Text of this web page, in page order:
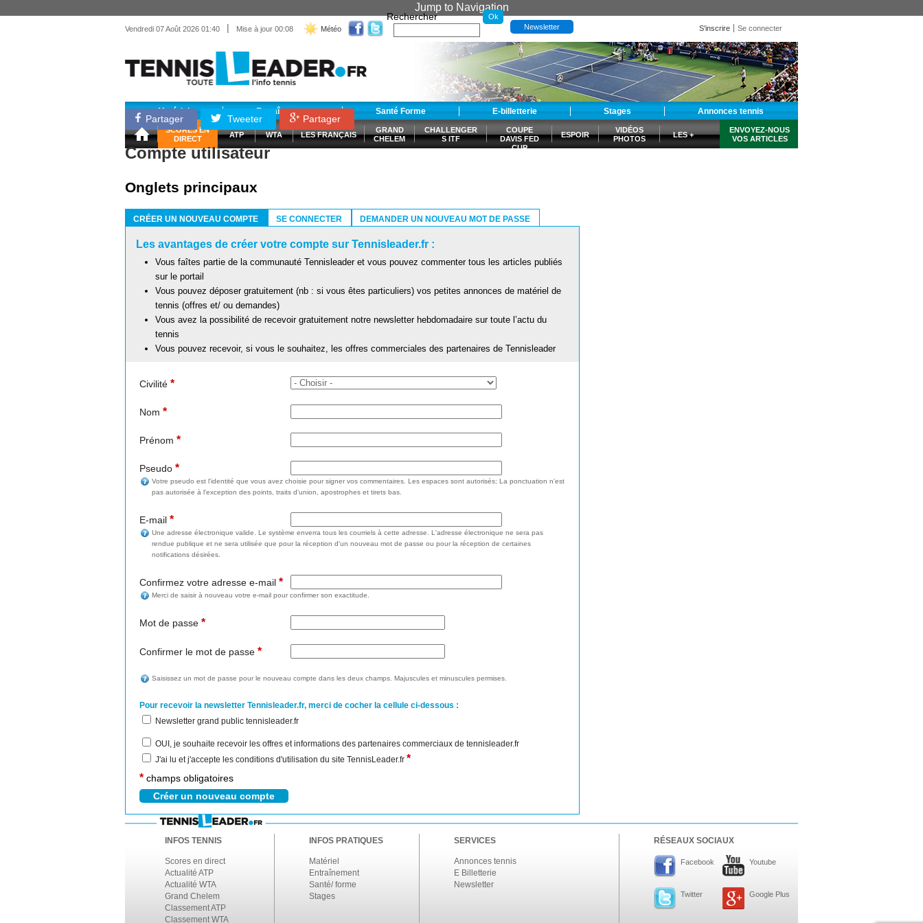
Jump to Navigation
Vendredi 07 Août 2026 01:40 | Mise à jour 00:08 Météo
Rechercher
Newsletter S'inscrire Se connecter
Matériel Entraînement Santé Forme E-billetterie Stages Annonces tennis
SCORES EN
DIRECT
ATP WTA LES FRANÇAIS
GRAND
CHELEM
CHALLENGER
S ITF
COUPE
DAVIS FED
CUP
ESPOIR
VIDÉOS
PHOTOS
LES +
ENVOYEZ-NOUS
VOS ARTICLES
Partager Tweeter Partager
Compte utilisateur
Onglets principaux
CRÉER UN NOUVEAU COMPTE
SE CONNECTER DEMANDER UN NOUVEAU MOT DE PASSE
Les avantages de créer votre compte sur Tennisleader.fr :
Vous faîtes partie de la communauté Tennisleader et vous pouvez commenter tous les articles publiés
sur le portail
Vous pouvez déposer gratuitement (nb : si vous êtes particuliers) vos petites annonces de matériel de
tennis (offres et/ ou demandes)
Vous avez la possibilité de recevoir gratuitement notre newsletter hebdomadaire sur toute l’actu du
tennis
Vous pouvez recevoir, si vous le souhaitez, les offres commerciales des partenaires de Tennisleader
Civilité *
Nom *
Prénom *
Pseudo *
Votre pseudo est l'identité que vous avez choisie pour signer vos commentaires. Les espaces sont autorisés; La ponctuation n'est
pas autorisée à l'exception des points, traits d'union, apostrophes et tirets bas.
E-mail *
Une adresse électronique valide. Le système enverra tous les courriels à cette adresse. L'adresse électronique ne sera pas
rendue publique et ne sera utilisée que pour la réception d'un nouveau mot de passe ou pour la réception de certaines
notifications désirées.
Confirmez votre adresse e-mail *
Merci de saisir à nouveau votre e-mail pour confirmer son exactitude.
Mot de passe *
Confirmer le mot de passe *
Saisissez un mot de passe pour le nouveau compte dans les deux champs. Majuscules et minuscules permises.
Pour recevoir la newsletter Tennisleader.fr, merci de cocher la cellule ci-dessous :
Newsletter grand public tennisleader.fr
OUI, je souhaite recevoir les offres et informations des partenaires commerciaux de tennisleader.fr
J'ai lu et j'accepte les conditions d'utilisation du site TennisLeader.fr *
* champs obligatoires
INFOS TENNIS
Scores en direct
Actualité ATP
Actualité WTA
Grand Chelem
Classement ATP
Classement WTA
INFOS PRATIQUES
Matériel
Entraînement
Santé/ forme
Stages
SERVICES
Annonces tennis
E Billetterie
Newsletter
RÉSEAUX SOCIAUX
Facebook Youtube
Twitter Google Plus